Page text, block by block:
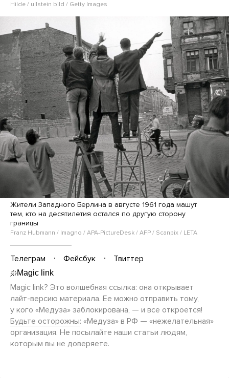
Hilde / ullstein bild / Getty Images
Жители Западного Берлина в августе 1961 года машут
тем, кто на десятилетия остался по другую сторону
границы
Franz Hubmann / Imagno / APA-PictureDesk / AFP / Scanpix / LETA
Телеграм Фейсбук Твиттер
Magic link? Это волшебная ссылка: она открывает
лайт-версию материала. Ее можно отправить тому,
у кого «Медуза» заблокирована, — и все откроется!
Будьте осторожны: «Медуза» в РФ — «нежелательная»
организация. Не посылайте наши статьи людям,
которым вы не доверяете.